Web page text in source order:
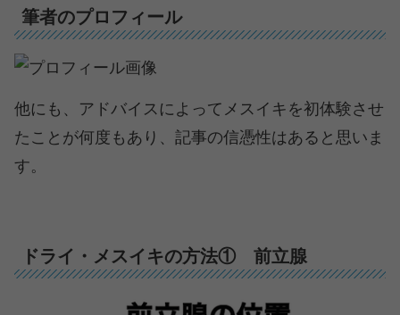
筆者のプロフィール
他にも、アドバイスによってメスイキを初体験させ
たことが何度もあり、記事の信憑性はあると思いま
す。
ドライ・メスイキの方法① 前立腺